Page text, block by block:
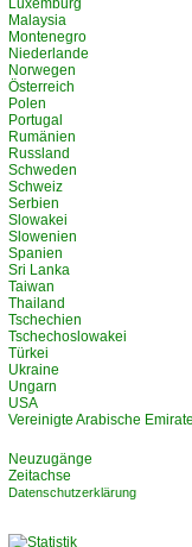
Luxemburg
Malaysia
Montenegro
Niederlande
Norwegen
Österreich
Polen
Portugal
Rumänien
Russland
Schweden
Schweiz
Serbien
Slowakei
Slowenien
Spanien
Sri Lanka
Taiwan
Thailand
Tschechien
Tschechoslowakei
Türkei
Ukraine
Ungarn
USA
Vereinigte Arabische Emirate
Neuzugänge
Zeitachse
Datenschutzerklärung